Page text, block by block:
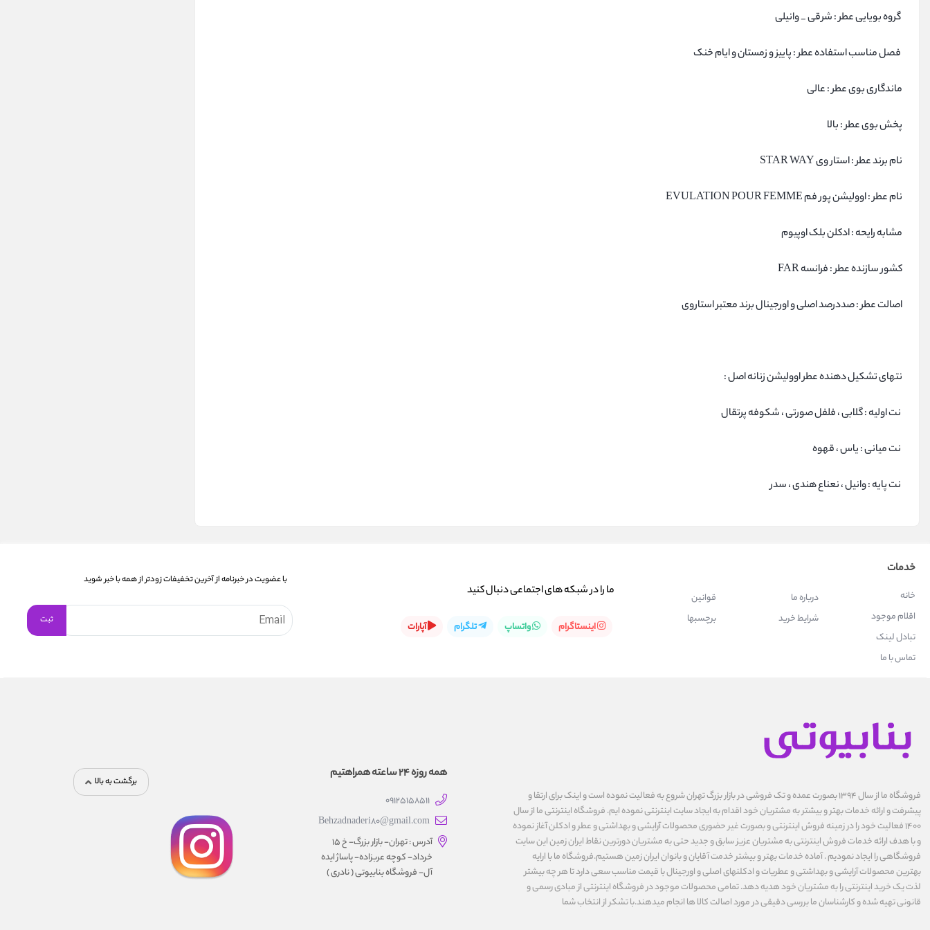
گروه بویایی عطر : شرقی _ وانیلی
فصل مناسب استفاده عطر : پاییز و زمستان و ایام خنک
ماندگاری بوی عطر : عالی
پخش بوی عطر : بالا
نام برند عطر : استار وی STAR WAY
نام عطر : اوولیشن پور فم EVULATION POUR FEMME
مشابه رایحه : ادکلن بلک اوپیوم
کشور سازنده عطر : فرانسه FAR
اصالت عطر : صددرصد اصلی و اورجینال برند معتبر استاروی
نتهای تشکیل دهنده عطر اوولیشن زنانه اصل :
نت اولیه : گلابی ، فلفل صورتی ، شکوفه پرتقال
نت میانی : یاس ، قهوه
نت پایه : وانیل ، نعناع هندی ، سدر
خدمات
خانه
اقلام موجود
تبادل لینک
تماس با ما
درباره ما
شرایط خرید
قوانین
برچسبها
ما را در شبكه های اجتماعی دنبال کنید
اینستاگرام واتساپ تلگرام آپارات
با عضویت در خبرنامه از آخرین تخفیفات زودتر از همه با خبر شوید
فروشگاه ما از سال ۱۳۹۴ بصورت عمده و تک فروشی در بازار بزرگ تهران شروع به فعالیت نموده است و اینک برای ارتقا و
پیشرفت و ارائه خدمات بهتر و بیشتر به مشتریان خود اقدام به ایجاد سایت اینترنتی نموده ایم. فروشگاه اینترنتی ما از سال
1400 فعالیت خود را در زمینه فروش اینترنتی و بصورت غیر حضوری محصولات آرایشی و بهداشتی و عطر و ادکلن آغاز نموده
و با هدف ارائه خدمات فروش اینترنتی به مشتریان عزیز سابق و جدید حتی به مشتریان دورترین نقاط ایران زمین این سایت
فروشگاهی را ایجاد نمودیم . آماده خدمات بهتر و بیشتر خدمت آقایان و بانوان ایران زمین هستیم.فروشگاه ما با ارایه
بهترین محصولات آرایشی و بهداشتی و عطریات و ادکلنهای اصلی و اورجینال با قیمت مناسب سعی دارد تا هر چه بیشتر
لذت یک خرید اینترنتی را به مشتریان خود هدیه دهد. تمامی محصولات موجود در فروشگاه اینترنتی از مبادی رسمی و
قانونی تهیه شده و کارشناسان ما بررسی دقیقی در مورد اصالت کالا ها انجام میدهند.با تشکر از انتخاب شما
همه روزه 24 ساعته همراهتیم
09125158511
Behzadnaderi80@gmail.com
آدرس : تهران- بازار بزرگ- خ ۱۵
خرداد- کوچه عربزاده- پاساژ ایده
آل- فروشگاه بنابیوتی ( نادری )
برگشت به بالا